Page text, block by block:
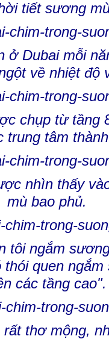
tiết sương
ở Dubai mỗi
về nhiệt độ
chụp từ tầng
trung tâm
nhìn thấy
mù bao phủ.
tôi ngắm
quen
các tầng cao".
thơ mộng,